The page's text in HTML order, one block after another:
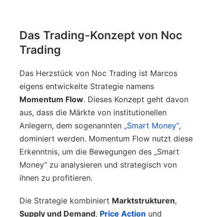
Das Trading-Konzept von Noc
Trading
Das Herzstück von Noc Trading ist Marcos
eigens entwickelte Strategie namens
Momentum Flow. Dieses Konzept geht davon
aus, dass die Märkte von institutionellen
Anlegern, dem sogenannten „Smart Money“,
dominiert werden. Momentum Flow nutzt diese
Erkenntnis, um die Bewegungen des „Smart
Money“ zu analysieren und strategisch von
ihnen zu profitieren.
Die Strategie kombiniert Marktstrukturen,
Supply und Demand, Price Action und